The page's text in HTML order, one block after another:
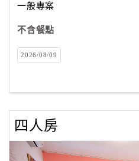
員
戶
客
服
聯
一般專案
不含餐點
2026/08/09
四人房